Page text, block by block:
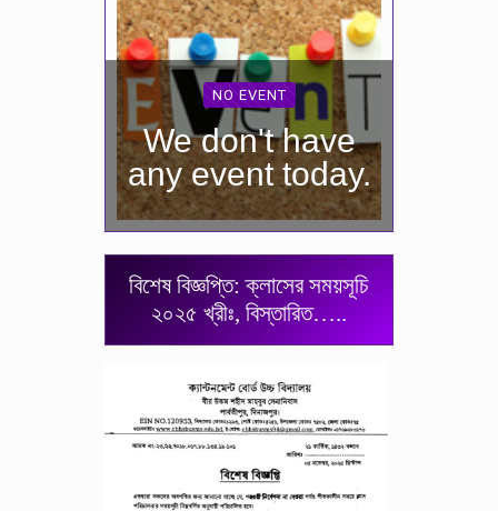
NO EVENT
We don't have
any event today.
বিশেষ বিজ্ঞপ্তি: ক্লাসের সময়সূচি
২০২৫ খ্রীঃ, বিস্তারিত…..